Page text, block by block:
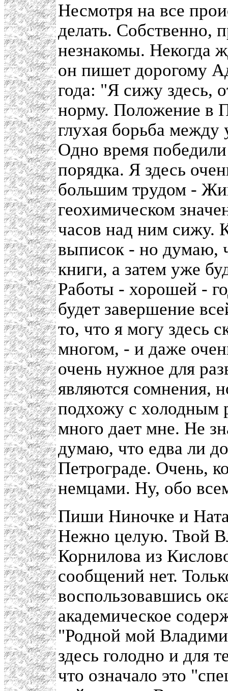
Несмотря на все
делать. Собственно,
незнакомы. Некогда
он пишет дорогому
года: "Я сижу здесь,
норму. Положение в
глухая борьба
Одно время
порядка. Я здесь
большим трудом -
геохимическом
часов над ним сижу.
выписок - но думаю,
книги, а затем уже
Работы - хорошей -
будет завершение
то, что я могу здесь
многом, - и даже
очень нужное для
являются сомнения,
подхожу с холодным
много дает мне. Не
думаю, что едва ли
Петрограде. Очень,
немцами. Ну, обо
Пиши Ниночке и
Нежно целую. Твой
Корнилова из
сообщений нет.
воспользовавшись
академическое
"Родной мой
здесь голодно и для
что означало это